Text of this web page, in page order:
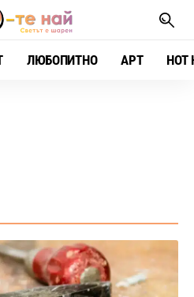
ЛЮБОПИТНО АРТ HOT